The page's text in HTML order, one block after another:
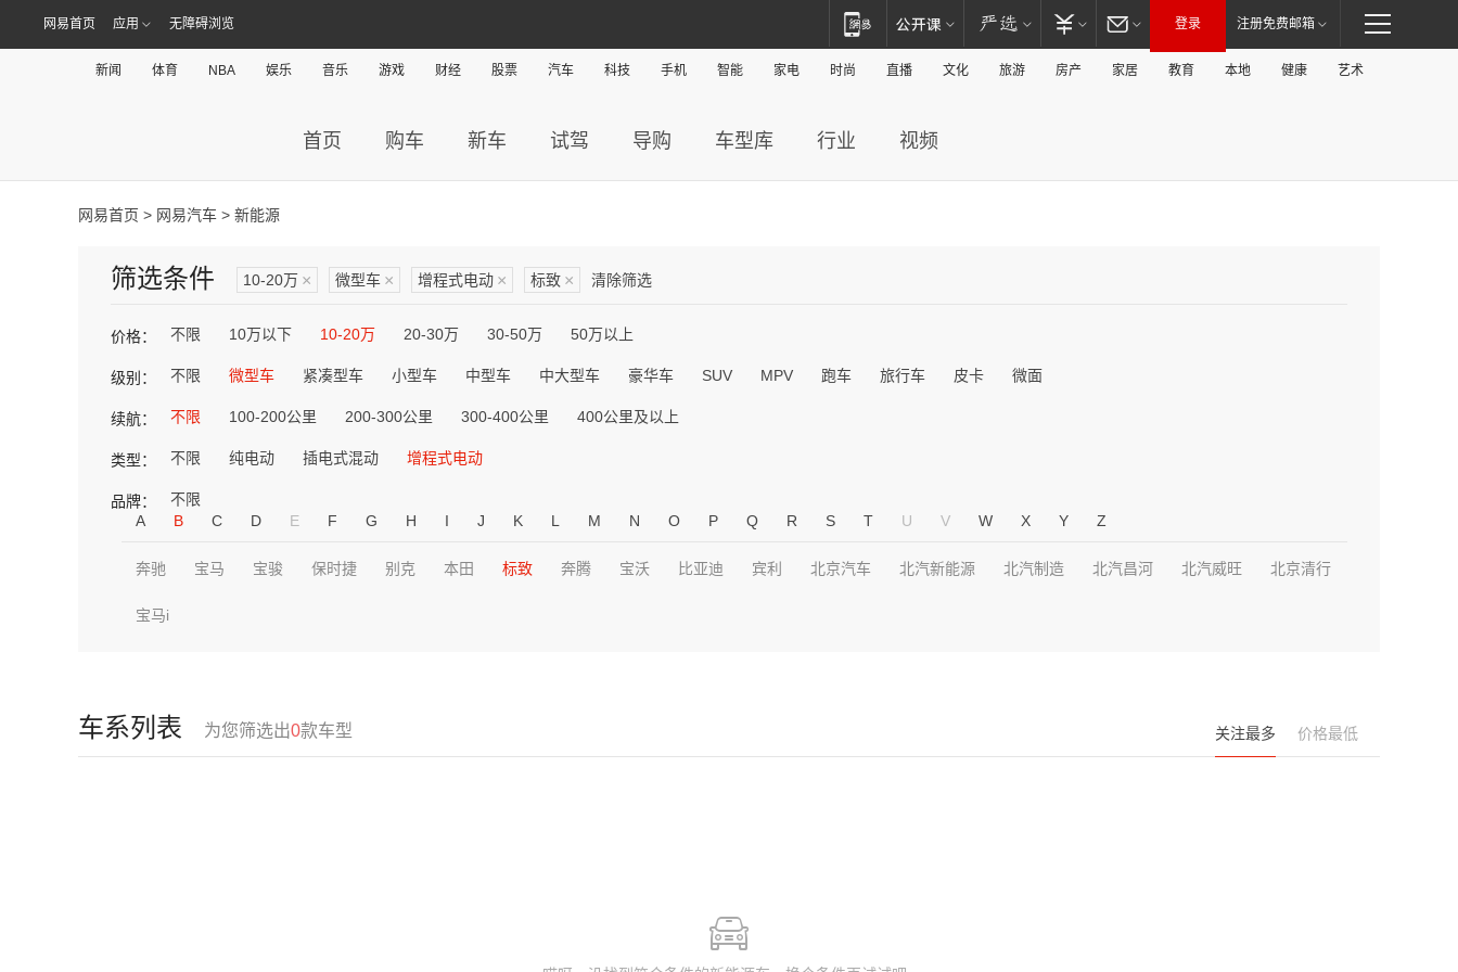
网易首页 应用 无障碍浏览 登录 注册免费邮箱
新闻 体育 NBA 娱乐 音乐 游戏 财经 股票 汽车 科技 手机 智能 家电 时尚 直播 文化 旅游 房产 家居 教育 本地 健康 艺术
首页 购车 新车 试驾 导购 车型库 行业 视频
网易首页 > 网易汽车 > 新能源
筛选条件 10-20万 × 微型车 × 增程式电动 × 标致 × 清除筛选
价格： 不限 10万以下 10-20万 20-30万 30-50万 50万以上
级别： 不限 微型车 紧凑型车 小型车 中型车 中大型车 豪华车 SUV MPV 跑车 旅行车 皮卡 微面
续航： 不限 100-200公里 200-300公里 300-400公里 400公里及以上
类型： 不限 纯电动 插电式混动 增程式电动
品牌：
不限
A
B C D E F G H I J K L M N O P Q R S T U V W X Y Z
奔驰 宝马 宝骏 保时捷 别克 本田 标致 奔腾 宝沃 比亚迪 宾利 北京汽车 北汽新能源 北汽制造 北汽昌河 北汽威旺 北京清行
宝马i
车系列表 为您筛选出0款车型 关注最多 价格最低